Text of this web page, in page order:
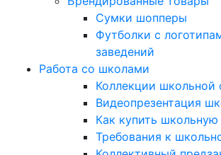
Сумки шопперы
Футболки с
заведений
Работа со школами
Коллекции
Видеопрезентация
Как купить
Требования к